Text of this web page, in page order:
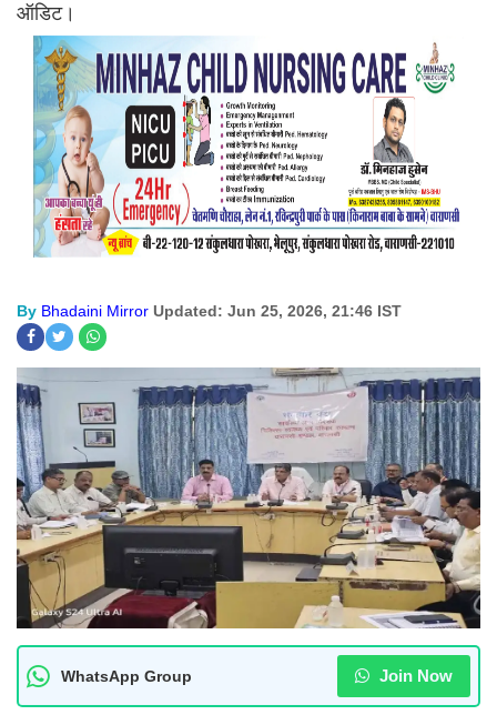
ऑडिट।
By Bhadaini Mirror Updated: Jun 25, 2026, 21:46 IST
WhatsApp Group Join Now